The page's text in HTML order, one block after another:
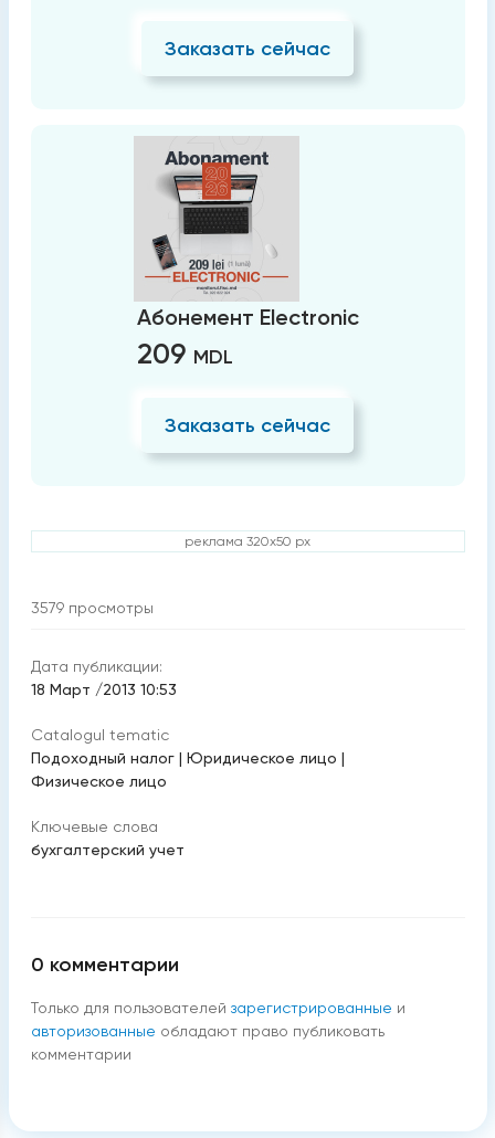
Заказать сейчас
Абонемент Electronic
209 MDL
Заказать сейчас
реклама 320x50 px
3579 просмотры
Дата публикации:
18 Март /2013 10:53
Catalogul tematic
Подоходный налог | Юридическое лицо |
Физическое лицо
Ключевые слова
бухгалтерский учет
0 комментарии
Только для пользователей зарегистрированные и
авторизованные обладают право публиковать
комментарии